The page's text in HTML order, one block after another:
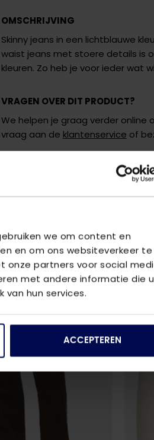
we om content en
en om ons websiteverkeer te
onze partners voor social
met andere informatie die
hun services.
ACCEPTEREN
OMSCHRIJVING
Skinny jeans in een lichtblauwe
waist jeans met stoere details is
kleuren. Zo heb je voor ieder wat
VRAGEN OVER DIT PRODUCT?
We helpen je graag verder online
vraag aan de klantenservice of